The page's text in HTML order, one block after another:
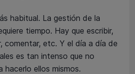
habitual. La gestión de la
tiempo. Hay que escribir,
comentar, etc. Y el día a día de
es tan intenso que no
hacerlo ellos mismos.